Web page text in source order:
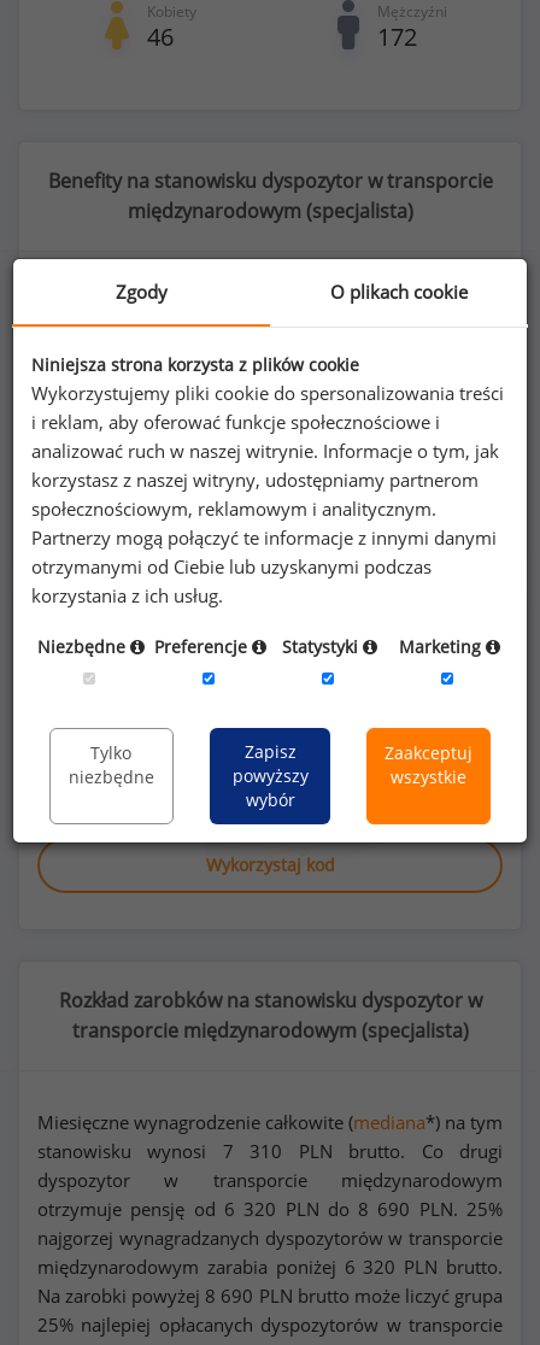
Kobiety
46
Mężczyźni
172
Benefity na stanowisku dyspozytor w transporcie
międzynarodowym (specjalista)
34%
możliwość pracy zdalnej
Poszukujesz szczegółowych danych o
wynagrodzeniach
dyspozytorów w
transporcie międzynarodowym
lub na innych
stanowiskach?
Dowiedz się więcej
Wykorzystaj kod
Rozkład zarobków na stanowisku dyspozytor w
transporcie międzynarodowym (specjalista)
Miesięczne wynagrodzenie całkowite (mediana*) na tym
stanowisku wynosi 7 310 PLN brutto. Co drugi
dyspozytor w transporcie międzynarodowym
otrzymuje pensję od 6 320 PLN do 8 690 PLN. 25%
najgorzej wynagradzanych dyspozytorów w transporcie
międzynarodowym zarabia poniżej 6 320 PLN brutto.
Na zarobki powyżej 8 690 PLN brutto może liczyć grupa
25% najlepiej opłacanych dyspozytorów w transporcie
Zgody O plikach cookie
Niniejsza strona korzysta z plików cookie
Wykorzystujemy pliki cookie do spersonalizowania treści
i reklam, aby oferować funkcje społecznościowe i
analizować ruch w naszej witrynie. Informacje o tym, jak
korzystasz z naszej witryny, udostępniamy partnerom
społecznościowym, reklamowym i analitycznym.
Partnerzy mogą połączyć te informacje z innymi danymi
otrzymanymi od Ciebie lub uzyskanymi podczas
korzystania z ich usług.
Niezbędne Preferencje Statystyki Marketing
Tylko
niezbędne
Zapisz
powyższy
wybór
Zaakceptuj
wszystkie